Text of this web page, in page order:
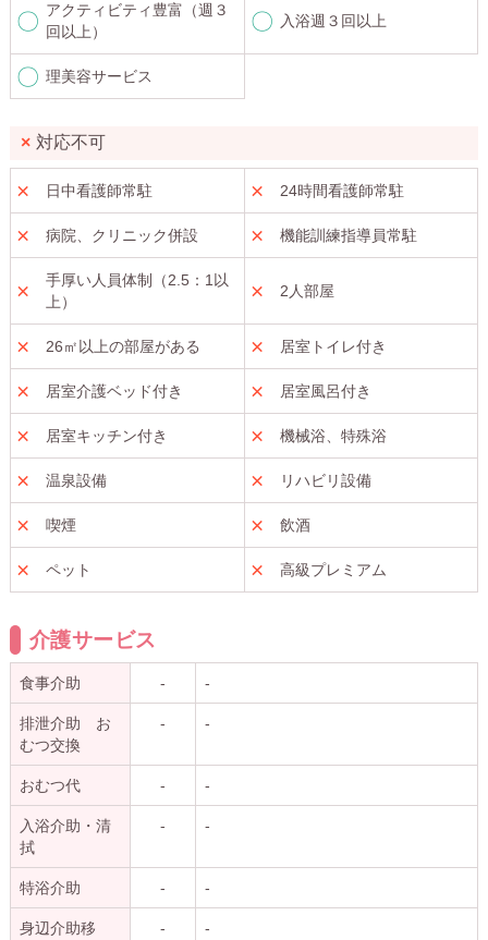
アクティビティ豊富（週３
回以上）
入浴週３回以上
理美容サービス
対応不可
日中看護師常駐 24時間看護師常駐
病院、クリニック併設 機能訓練指導員常駐
手厚い人員体制（2.5：1以
上）
2人部屋
26㎡以上の部屋がある 居室トイレ付き
居室介護ベッド付き 居室風呂付き
居室キッチン付き 機械浴、特殊浴
温泉設備 リハビリ設備
喫煙 飲酒
ペット 高級プレミアム
介護サービス
食事介助 - -
排泄介助 お
むつ交換
- -
おむつ代 - -
入浴介助・清
拭
- -
特浴介助 - -
身辺介助移
- -